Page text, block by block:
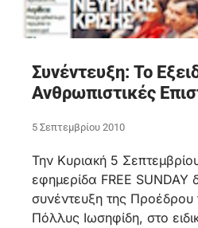
Συνέντευξη: Το
Ανθρωπιστικές
5 Σεπτεμβρίου 2010
Την Κυριακή 5
εφημερίδα FREE SUNDAY
συνέντευξη της Προέδρου
Πόλλυς Ιωσηφίδη, στο